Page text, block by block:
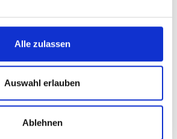
Alle zulassen
Auswahl erlauben
Ablehnen
angefangen, habe dann meine
gemacht und inzwischen bin ich
berufliche Ziele? Sehen Sie Chancen
Ziele zu erreichen?